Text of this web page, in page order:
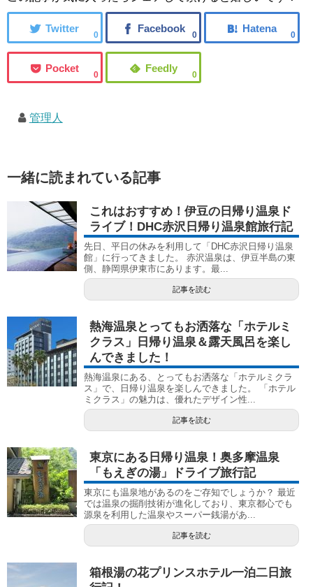
0 0 0
0 0
管理人
一緒に読まれている記事
これはおすすめ！伊豆の日帰り温泉ド
ライブ！DHC赤沢日帰り温泉館旅行記
先日、平日の休みを利用して「DHC赤沢日帰り温泉
館」に行ってきました。 赤沢温泉は、伊豆半島の東
側、静岡県伊東市にあります。最...
記事を読む
熱海温泉とってもお洒落な「ホテルミ
クラス」日帰り温泉＆露天風呂を楽し
んできました！
熱海温泉にある、とってもお洒落な「ホテルミクラ
ス」で、日帰り温泉を楽しんできました。 「ホテル
ミクラス」の魅力は、優れたデザイン性...
記事を読む
東京にある日帰り温泉！奥多摩温泉
「もえぎの湯」ドライブ旅行記
東京にも温泉地があるのをご存知でしょうか？ 最近
では温泉の掘削技術が進化しており、東京都心でも
源泉を利用した温泉やスーパー銭湯があ...
記事を読む
箱根湯の花プリンスホテル一泊二日旅